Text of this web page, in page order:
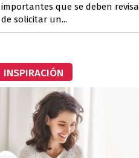
importantes que se deben
de solicitar un...
INSPIRACIÓN